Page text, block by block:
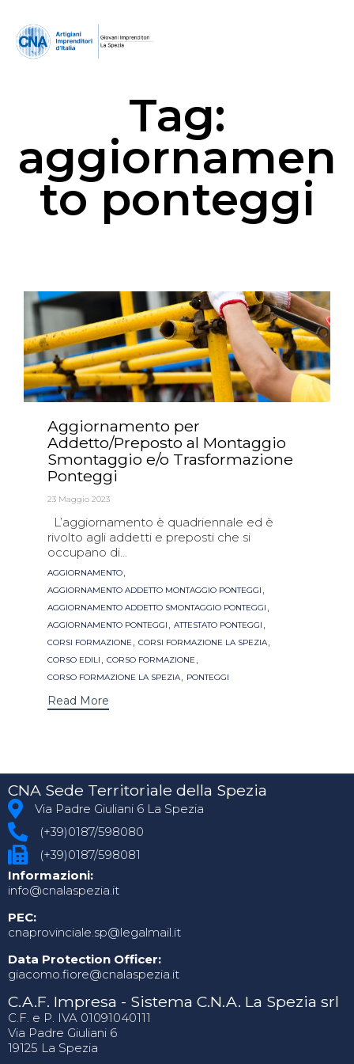
Tag:
aggiornamen
to ponteggi
Aggiornamento per
Addetto/Preposto al Montaggio
Smontaggio e/o Trasformazione
Ponteggi
23 Maggio 2023
L’aggiornamento è quadriennale ed è
rivolto agli addetti e preposti che si
occupano di...
Tags
AGGIORNAMENTO,
AGGIORNAMENTO ADDETTO MONTAGGIO PONTEGGI ,
AGGIORNAMENTO ADDETTO SMONTAGGIO PONTEGGI ,
AGGIORNAMENTO PONTEGGI , ATTESTATO PONTEGGI ,
CORSI FORMAZIONE , CORSI FORMAZIONE LA SPEZIA,
CORSO EDILI , CORSO FORMAZIONE ,
CORSO FORMAZIONE LA SPEZIA, PONTEGGI
Read More
CNA Sede Territoriale della Spezia
Via Padre Giuliani 6 La Spezia
(+39)0187/598080
(+39)0187/598081
Informazioni:
info@cnalaspezia.it
PEC:
cnaprovinciale.sp@legalmail.it
Data Protection Officer:
giacomo.fiore@cnalaspezia.it
C.A.F. Impresa - Sistema C.N.A. La Spezia srl
C.F. e P. IVA 01091040111
Via Padre Giuliani 6
19125 La Spezia